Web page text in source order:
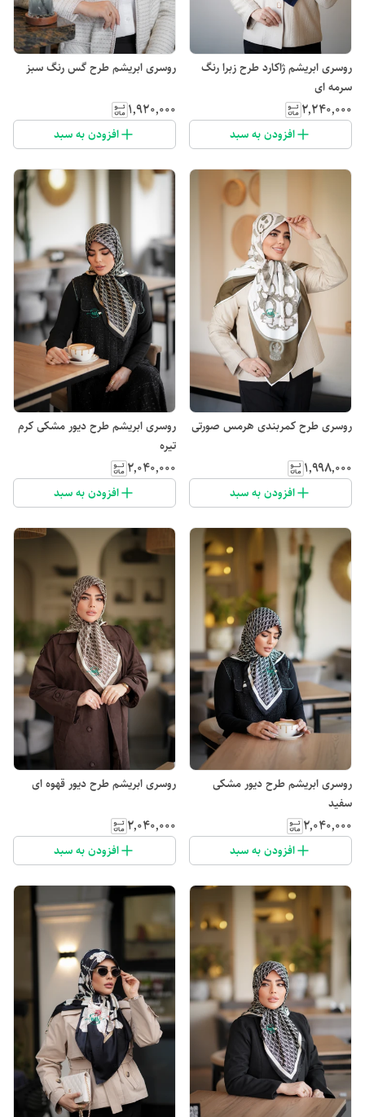
روسری ابریشم ژاکارد طرح زبرا رنگ
سرمه ای
۲٬۲۴۰٬۰۰۰
افزودن به سبد
روسری ابریشم طرح گس رنگ سبز
۱٬۹۲۰٬۰۰۰
افزودن به سبد
روسری طرح کمربندی هرمس صورتی
۱٬۹۹۸٬۰۰۰
افزودن به سبد
روسری ابریشم طرح دیور مشکی کرم
تیره
۲٬۰۴۰٬۰۰۰
افزودن به سبد
روسری ابریشم طرح دیور مشکی
سفید
۲٬۰۴۰٬۰۰۰
افزودن به سبد
روسری ابریشم طرح دیور قهوه ای
۲٬۰۴۰٬۰۰۰
افزودن به سبد